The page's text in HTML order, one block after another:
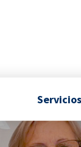
Servicios